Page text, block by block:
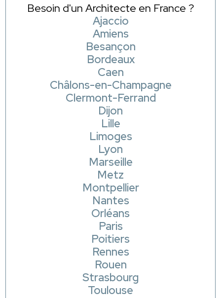
Besoin d'un Architecte en France ?
Ajaccio
Amiens
Besançon
Bordeaux
Caen
Châlons-en-Champagne
Clermont-Ferrand
Dijon
Lille
Limoges
Lyon
Marseille
Metz
Montpellier
Nantes
Orléans
Paris
Poitiers
Rennes
Rouen
Strasbourg
Toulouse